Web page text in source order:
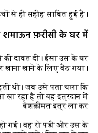
से ही सहीह साबित हुई है।”
शमाऊन फ़रीसी के घर में
की दावत दी। ईसा उस के घर
खाना खाने के लिए बैठ गया।
थी। जब उसे पता चला कि
खा रहा है तो वह इत्रदान में
बेशक़ीमत इत्र ला कर
गई। वह रो पड़ी और उस के